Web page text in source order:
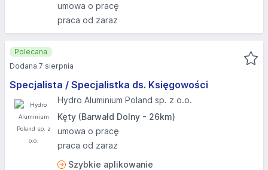
umowa o pracę
praca od zaraz
Specjalista / Specjalistka ds. Księgowości
Hydro Aluminium Poland sp. z o.o.
Kęty (Barwałd Dolny - 26km)
umowa o pracę
praca od zaraz
Szybkie aplikowanie
Polecana
Dodana 7 sierpnia